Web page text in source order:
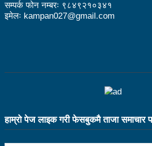
दुईपिपलमा बुधबार रोपाइ जात्राः कलाकारको
launched in Kunming
सम्पर्क फोन नम्बरः ९८४९२१०३४१
इमेलः kampan027@gmail.com
हाम्राे पेज लाइक गरी फेसबुकमै ताजा समाचार